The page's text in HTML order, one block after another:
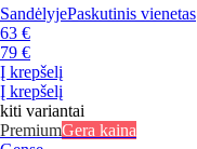
SandėlyjePaskutinis vienetas
63 €
79 €
Į krepšelį
Į krepšelį
kiti variantai
PremiumGera kaina